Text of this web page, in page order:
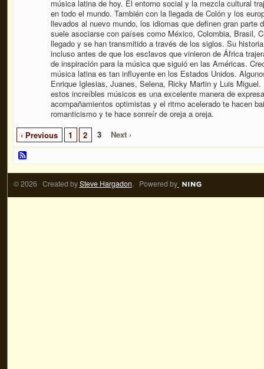
música latina de hoy. El entorno social y la mezcla cultural
en todo el mundo. También con la llegada de Colón y los
llevados al nuevo mundo, los idiomas que definen gran
suele asociarse con países como México, Colombia, Brasil,
llegado y se han transmitido a través de los siglos. Su
incluso antes de que los esclavos que vinieron de África
de inspiración para la música que siguió en las Américas.
música latina es tan influyente en los Estados Unidos.
Enrique Iglesias, Juanes, Selena, Ricky Martin y Luis
estos increíbles músicos es una excelente manera de
acompañamientos optimistas y el ritmo acelerado te hacen
romanticismo y te hace sonreír de oreja a oreja.
‹ Previous
1 2 3 Next ›
© 2026 Created bySteve Hargadon. Powered by